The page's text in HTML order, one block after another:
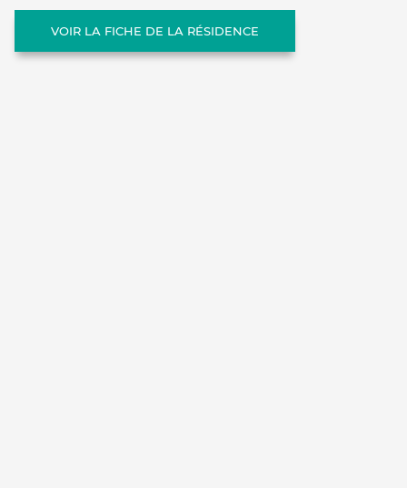
VOIR LA FICHE DE LA RÉSIDENCE